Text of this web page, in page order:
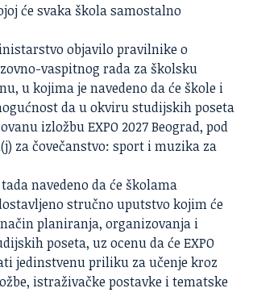
će svaka škola samostalno
objavilo pravilnike o
vaspitnog rada za školsku
u kojima je navedeno da će škole i
da u okviru studijskih poseta
izložbu EXPO 2027 Beograd, pod
za čovečanstvo: sport i muzika za
navedeno da će školama
stručno uputstvo kojim će
planiranja, organizovanja i
poseta, uz ocenu da će EXPO
jedinstvenu priliku za učenje kroz
istraživačke postavke i tematske